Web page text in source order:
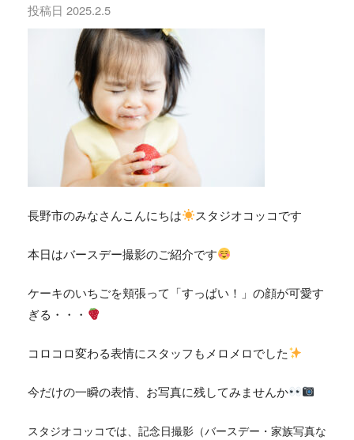
投稿日 2025.2.5
長野市のみなさんこんにちは スタジオコッコです
本日はバースデー撮影のご紹介です
ケーキのいちごを頬張って「すっぱい！」の顔が可愛す
ぎる・・・
コロコロ変わる表情にスタッフもメロメロでした
今だけの一瞬の表情、お写真に残してみませんか
スタジオコッコでは、 記念日撮影（バースデー・家族写真な